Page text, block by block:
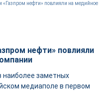
«Газпром нефти» повлияли на медийное
нефти» повлияли
наиболее заметных
медиаполе в первом